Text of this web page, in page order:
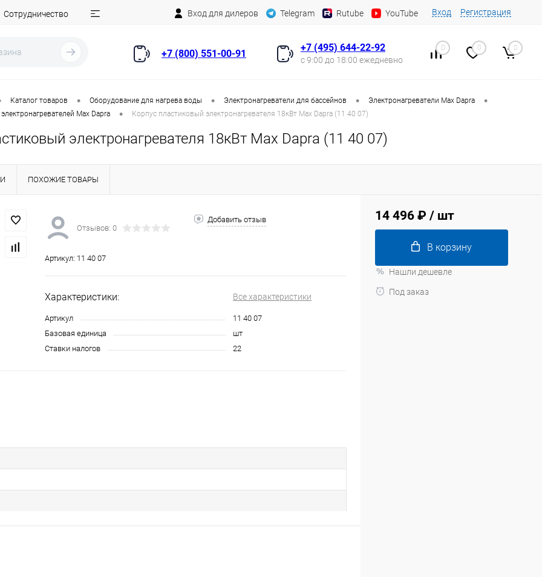
Сотрудничество Вход для дилеров Telegram Rutube YouTube Вход Регистрация
+7 (800) 551-00-91
+7 (495) 644-22-92
с 9:00 до 18:00 ежедневно
0 0 0
Каталог товаров • Оборудование для нагрева воды • Электронагреватели для бассейнов • Электронагреватели Max Dapra •
Max Dapra • Корпус пластиковый электронагревателя 18кВт Max Dapra (11 40 07)
электронагревателя 18кВт Max Dapra (11 40 07)
ПОХОЖИЕ ТОВАРЫ
Отзывов: 0
Добавить отзыв
Артикул: 11 40 07
Характеристики: Все характеристики
Артикул
11 40 07
Базовая единица
шт
Ставки налогов
22
14 496 ₽ / шт
В корзину
Нашли дешевле
Под заказ